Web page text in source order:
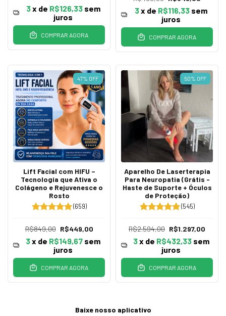
3x de R$126,33 sem
juros
COMPRAR AGORA
3x de R$116,33 sem
juros
COMPRAR AGORA
47% OFF
Lift Facial com HIFU –
Tecnologia que Ativa o
Colágeno e Rejuvenesce o
Rosto
(659)
R$849,00 R$449,00
3x de R$149,67 sem
juros
COMPRAR AGORA
50% OFF
Aparelho De Laserterapia
Para Neuropatia (Grátis -
Haste de Suporte + Óculos
de Proteção)
(545)
R$2.594,00 R$1.297,00
3x de R$432,33 sem
juros
COMPRAR AGORA
Baixe nosso aplicativo